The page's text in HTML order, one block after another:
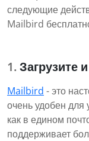
следующие
Mailbird
Загрузите
Mailbird - это
очень удобен для
как в едином
поддерживает